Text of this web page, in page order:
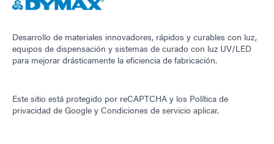
Desarrollo de materiales innovadores, rápidos y curables con luz,
equipos de dispensación y sistemas de curado con luz UV/LED
para mejorar drásticamente la eficiencia de fabricación.
Este sitio está protegido por reCAPTCHA y los Política de
privacidad de Google y Condiciones de servicio aplicar.